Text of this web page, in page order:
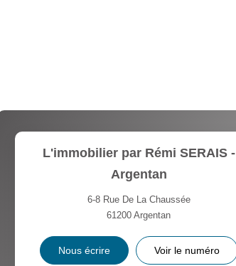
L'immobilier par Rémi SERAIS -
Argentan
6-8 Rue De La Chaussée
61200Argentan
Nous écrire Voir le numéro